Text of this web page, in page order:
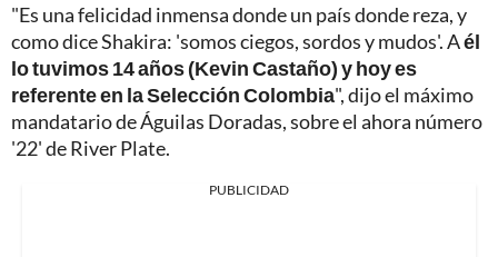
"Es una felicidad inmensa donde un país donde reza, y
como dice Shakira: 'somos ciegos, sordos y mudos'. Aél
lo tuvimos 14 años (Kevin Castaño) y hoy es
referente en la Selección Colombia", dijo el máximo
mandatario de Águilas Doradas, sobre el ahora número
'22' de River Plate.
PUBLICIDAD